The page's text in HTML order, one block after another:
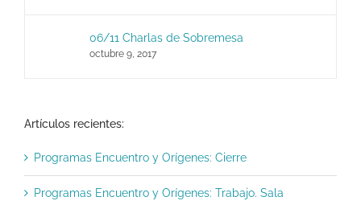
06/11 Charlas de Sobremesa
octubre 9, 2017
Artículos recientes:
Programas Encuentro y Orígenes: Cierre
Programas Encuentro y Orígenes: Trabajo. Sala